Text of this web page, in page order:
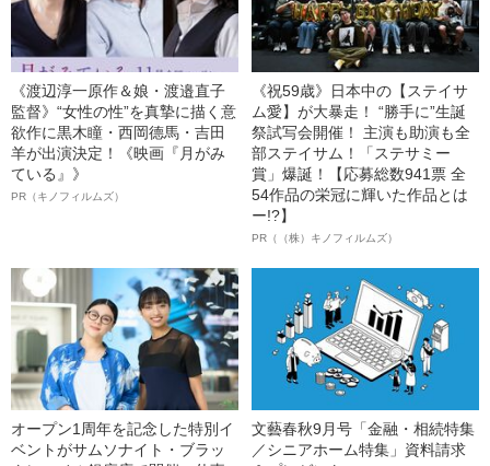
《渡辺淳一原作＆娘・渡邉直子
監督》“女性の性”を真摯に描く意
欲作に黒木瞳・西岡德馬・吉田
羊が出演決定！《映画『月がみ
ている』》
PR（キノフィルムズ）
《祝59歳》日本中の【ステイサ
ム愛】が大暴走！ “勝手に”生誕
祭試写会開催！ 主演も助演も全
部ステイサム！「ステサミー
賞」爆誕！【応募総数941票 全
54作品の栄冠に輝いた作品とは
ー!?】
PR（（株）キノフィルムズ）
オープン1周年を記念した特別イ
ベントがサムソナイト・ブラッ
文藝春秋9月号「金融・相続特集
／シニアホーム特集」資料請求